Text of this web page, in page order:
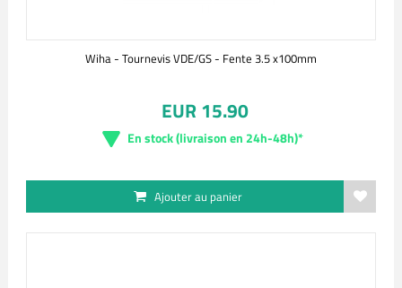
Wiha - Tournevis VDE/GS - Fente 3.5 x100mm
EUR 15.90
En stock (livraison en 24h-48h)*
Ajouter au panier